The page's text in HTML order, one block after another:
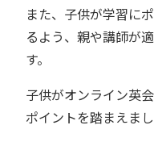
また、子供が学習に
るよう、親や講師が
す。
子供がオンライン英
ポイントを踏まえまし